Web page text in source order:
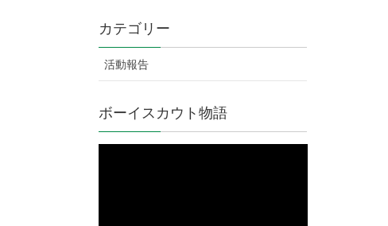
カテゴリー
活動報告
ボーイスカウト物語